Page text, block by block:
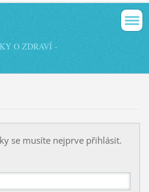
O ZDRAVÍ -
se musíte nejprve přihlásit.